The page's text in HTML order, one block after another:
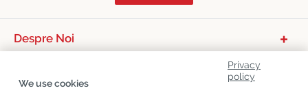
Despre Noi
Serviciu Relații Cu Clienții
Privacy
policy
We use cookies